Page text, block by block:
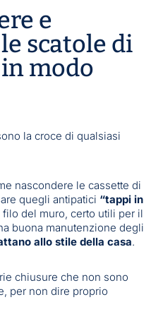
e
scatole di
modo
la croce di qualsiasi
nascondere le cassette di
quegli antipatici “tappi in
del muro, certo utili per il
buona manutenzione degli
allo stile della casa.
chiusure che non sono
per non dire proprio